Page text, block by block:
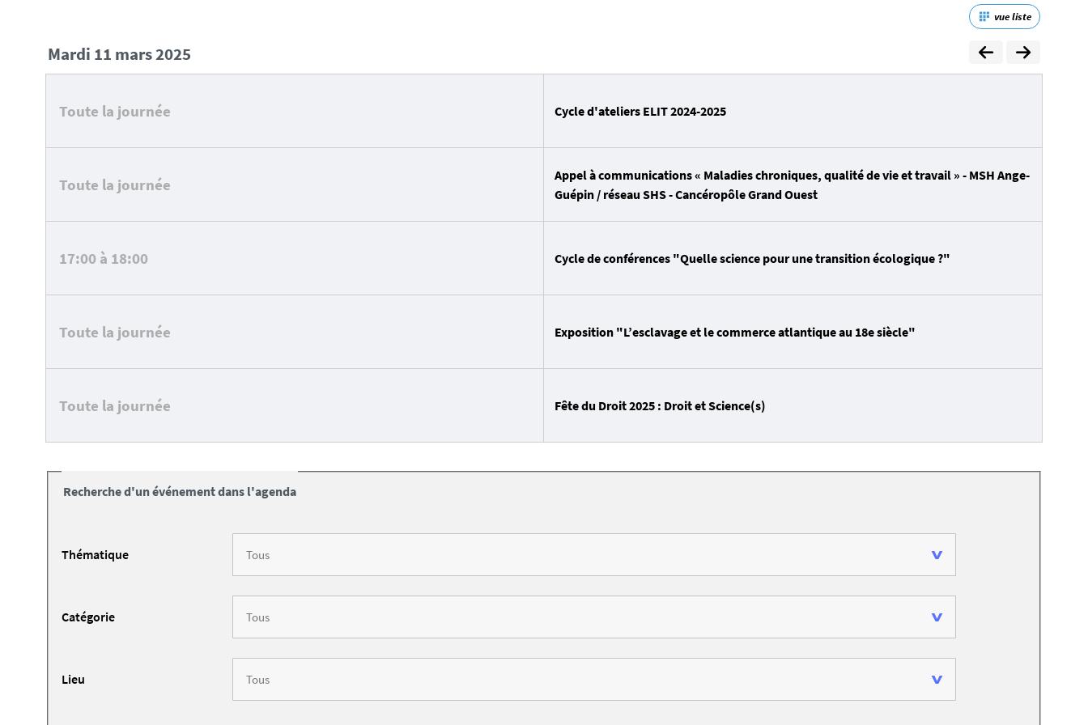
vue liste
mardi 11 mars 2025
Toute la journée Cycle d'ateliers ELIT 2024-2025
Toute la journée
Appel à communications « Maladies chroniques, qualité de vie et travail » - MSH Ange-
Guépin / réseau SHS - Cancéropôle Grand Ouest
17:00 à 18:00 Cycle de conférences "Quelle science pour une transition écologique ?"
Toute la journée Exposition "L’esclavage et le commerce atlantique au 18e siècle"
Toute la journée Fête du Droit 2025 : Droit et Science(s)
Recherche d'un événement dans l'agenda
Thématique
Catégorie
Lieu